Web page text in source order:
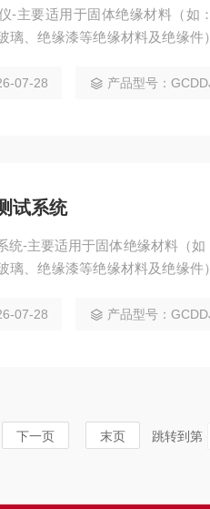
-主要适用于固体绝缘材料（如
璃、绝缘漆等绝缘材料及绝缘
07-28 产品型号：
试系统
统-主要适用于固体绝缘材料（
璃、绝缘漆等绝缘材料及绝缘
07-28 产品型号：
下一页 末页 跳转到第